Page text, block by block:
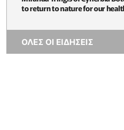
to return to nature for our
ΟΛΕΣ ΟΙ ΕΙΔΗΣΕΙΣ